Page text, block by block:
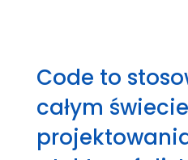
Code to
całym